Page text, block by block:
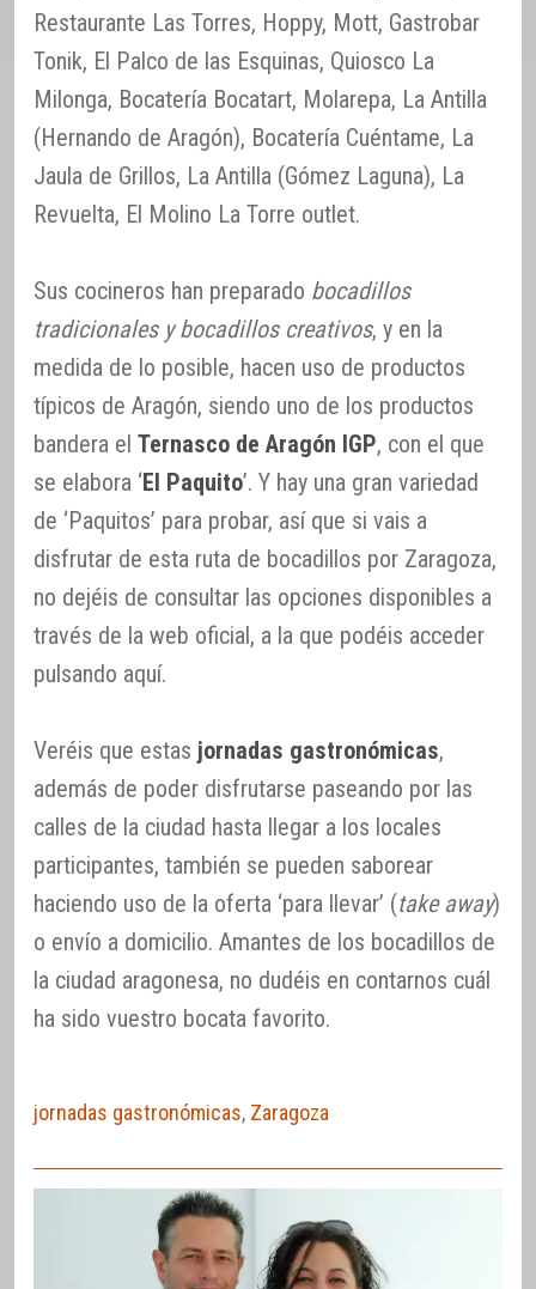
Restaurante Las Torres, Hoppy, Mott, Gastrobar
Tonik, El Palco de las Esquinas, Quiosco La
Milonga, Bocatería Bocatart, Molarepa, La Antilla
(Hernando de Aragón), Bocatería Cuéntame, La
Jaula de Grillos, La Antilla (Gómez Laguna), La
Revuelta, El Molino La Torre outlet.
Sus cocineros han preparado bocadillos
tradicionales y bocadillos creativos, y en la
medida de lo posible, hacen uso de productos
típicos de Aragón, siendo uno de los productos
bandera el Ternasco de Aragón IGP, con el que
se elabora ‘El Paquito’. Y hay una gran variedad
de ‘Paquitos’ para probar, así que si vais a
disfrutar de esta ruta de bocadillos por Zaragoza,
no dejéis de consultar las opciones disponibles a
través de la web oficial, a la que podéis acceder
pulsando aquí.
Veréis que estas jornadas gastronómicas,
además de poder disfrutarse paseando por las
calles de la ciudad hasta llegar a los locales
participantes, también se pueden saborear
haciendo uso de la oferta ‘para llevar’ (take away)
o envío a domicilio. Amantes de los bocadillos de
la ciudad aragonesa, no dudéis en contarnos cuál
ha sido vuestro bocata favorito.
jornadas gastronómicas, Zaragoza